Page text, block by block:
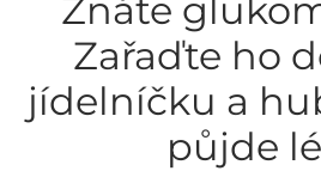
Znáte
Zařaďte ho
jídelníčku a
půjde